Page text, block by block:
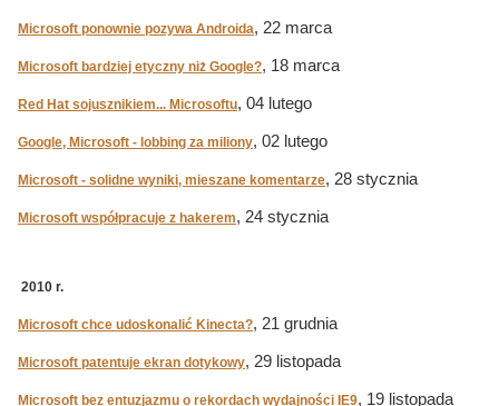
Microsoft ponownie pozywa Androida, 22 marca
Microsoft bardziej etyczny niż Google?, 18 marca
Red Hat sojusznikiem... Microsoftu, 04 lutego
Google, Microsoft - lobbing za miliony, 02 lutego
Microsoft - solidne wyniki, mieszane komentarze, 28 stycznia
Microsoft współpracuje z hakerem, 24 stycznia
2010 r.
Microsoft chce udoskonalić Kinecta?, 21 grudnia
Microsoft patentuje ekran dotykowy, 29 listopada
Microsoft bez entuzjazmu o rekordach wydajności IE9, 19 listopada